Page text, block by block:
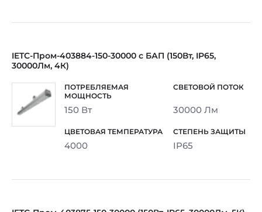
IETC-Пром-403884-150-30000 с БАП (150Вт, IP65,
30000Лм, 4К)
150 Вт 30000 Лм
4000 IP65